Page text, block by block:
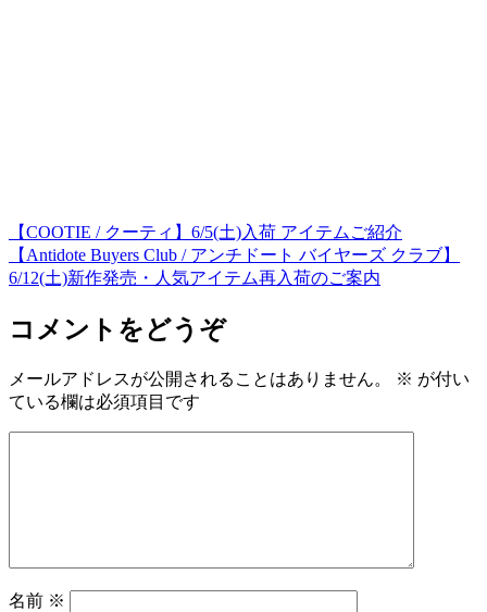
【COOTIE / クーティ】6/5(土)入荷 アイテムご紹介
【Antidote Buyers Club / アンチドート バイヤーズ クラブ】
6/12(土)新作発売・人気アイテム再入荷のご案内
コメントをどうぞ
メールアドレスが公開されることはありません。 ※ が付い
ている欄は必須項目です
名前 ※